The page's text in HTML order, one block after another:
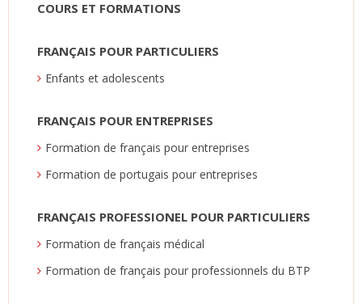
COURS ET FORMATIONS
FRANÇAIS POUR PARTICULIERS
Enfants et adolescents
FRANÇAIS POUR ENTREPRISES
Formation de français pour entreprises
Formation de portugais pour entreprises
FRANÇAIS PROFESSIONEL POUR PARTICULIERS
Formation de français médical
Formation de français pour professionnels du BTP